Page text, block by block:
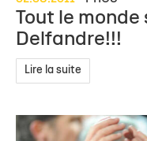
Tout le monde
Delfandre!!!
Lire la suite